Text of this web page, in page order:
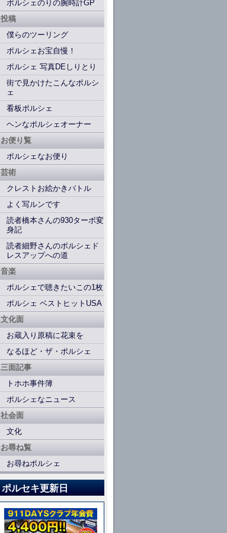
ポルシェのりの腕時計GP
投稿
僕らのツーリング
ポルシェお宝自慢！
ポルシェ 写真DEしりとり
街で見かけたこんなポルシ
ェ
看板ポルシェ
ヘンなポルシェオーナー
お便り覧
ポルシェなお便り
芸術
クレストお絵かきバトル
よく写ルンです
読者橋本さんの930ターボ変
身記
読者細野さんのポルシェド
レスアップへの道
音楽
ポルシェで聴きたいこの1枚
ポルシェ ベストヒットUSA
文化面
お蔵入り原稿に花束を
なるほど・ザ・ポルシェ
三面記事
トホホ事件簿
ポルシェなニュース
社会面
文化
お尋ね覧
お尋ねポルシェ
ポルセキ更新日